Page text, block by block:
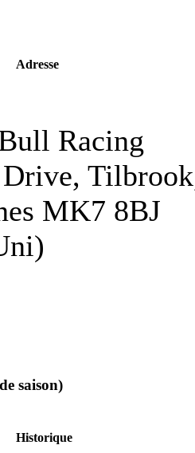
Adresse
Racing
MK7 8BJ
saison)
Historique